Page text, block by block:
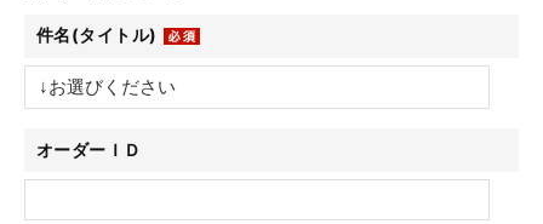
件名(タイトル)
オーダーＩＤ